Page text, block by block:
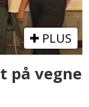
PLUS
på vegne